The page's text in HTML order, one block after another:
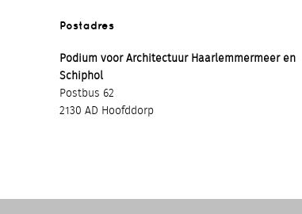
Postadres
Podium voor Architectuur Haarlemmermeer en
Schiphol
Postbus 62
2130 AD Hoofddorp